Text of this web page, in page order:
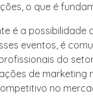
o que é
é a possibilidade
eventos, é
do
de marketing
no